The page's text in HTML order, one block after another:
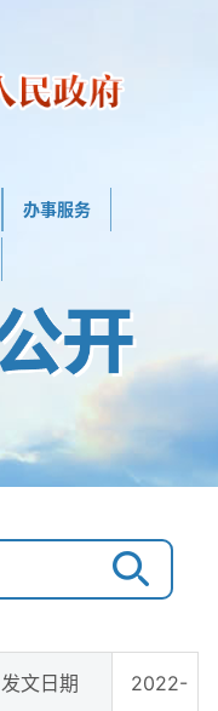
办事服务
发文日期
2022-